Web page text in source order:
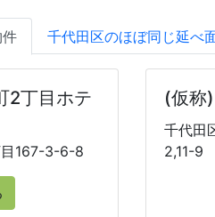
千代田区のほぼ同じ延べ
2丁目ホテ
167-3-6-8
(仮称
千代田
2,11-9